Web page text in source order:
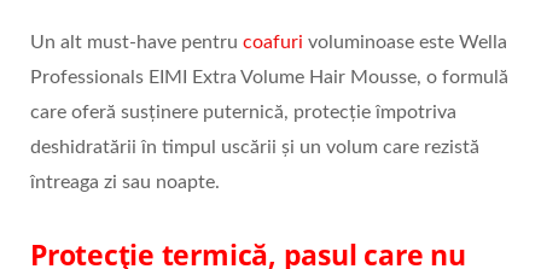
Un alt must-have pentru coafuri voluminoase este Wella
Professionals EIMI Extra Volume Hair Mousse, o formulă
care oferă susținere puternică, protecție împotriva
deshidratării în timpul uscării și un volum care rezistă
întreaga zi sau noapte.
Protecție termică, pasul care nu